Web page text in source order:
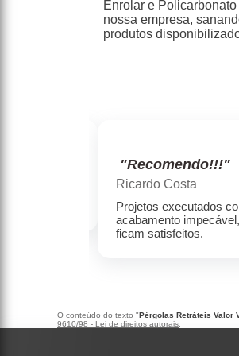
Enrolar e
nossa empresa,
produtos
"Recomendo!!!"
Marcelo rodrigues
Empresa séria,
com preços
O conteúdo do texto "Pérgolas Retráteis Valor
9610/98 - Lei de direitos autorais.